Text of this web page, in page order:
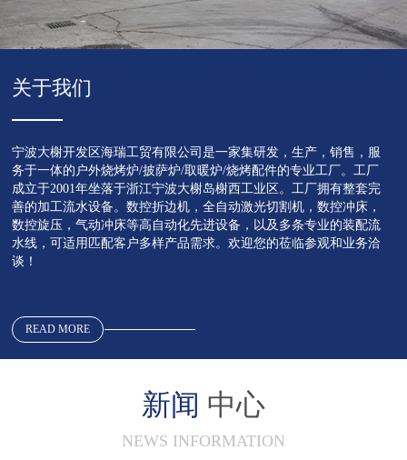
关于我们
宁波大榭开发区海瑞工贸有限公司是一家集研发，生产，销售，服
务于一体的户外烧烤炉/披萨炉/取暖炉/烧烤配件的专业工厂。工厂
成立于2001年坐落于浙江宁波大榭岛榭西工业区。工厂拥有整套完
善的加工流水设备。数控折边机，全自动激光切割机，数控冲床，
数控旋压，气动冲床等高自动化先进设备，以及多条专业的装配流
水线，可适用匹配客户多样产品需求。欢迎您的莅临参观和业务洽
谈！
READ MORE
新闻 中心
NEWS INFORMATION